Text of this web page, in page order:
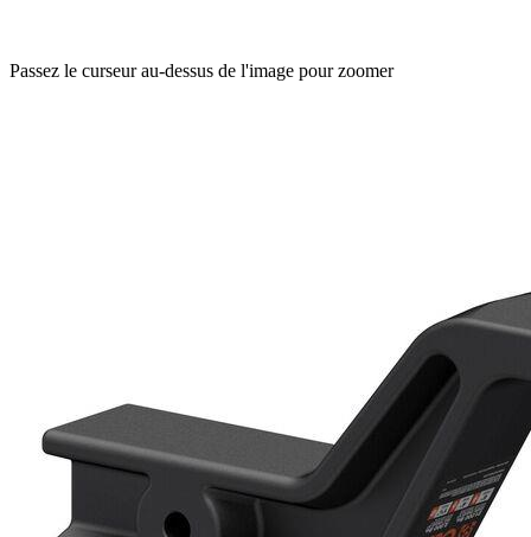
Passez le curseur au-dessus de l'image pour zoomer